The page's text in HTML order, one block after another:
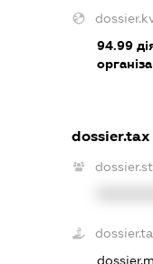
94.99
dossier.tax